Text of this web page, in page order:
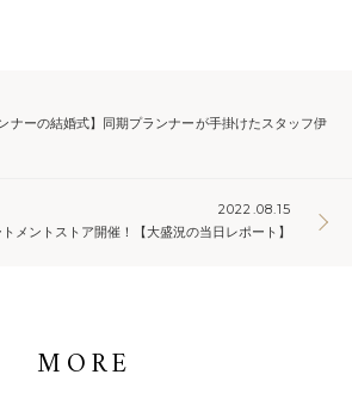
ナーの結婚式】同期プランナーが手掛けたスタッフ伊
2022.08.15
メントストア開催！【大盛況の当日レポート】
MORE